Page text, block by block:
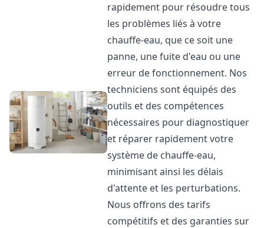
rapidement pour résoudre tous
les problèmes liés à votre
chauffe-eau, que ce soit une
panne, une fuite d'eau ou une
erreur de fonctionnement. Nos
techniciens sont équipés des
outils et des compétences
nécessaires pour diagnostiquer
et réparer rapidement votre
système de chauffe-eau,
minimisant ainsi les délais
d'attente et les perturbations.
Nous offrons des tarifs
compétitifs et des garanties sur